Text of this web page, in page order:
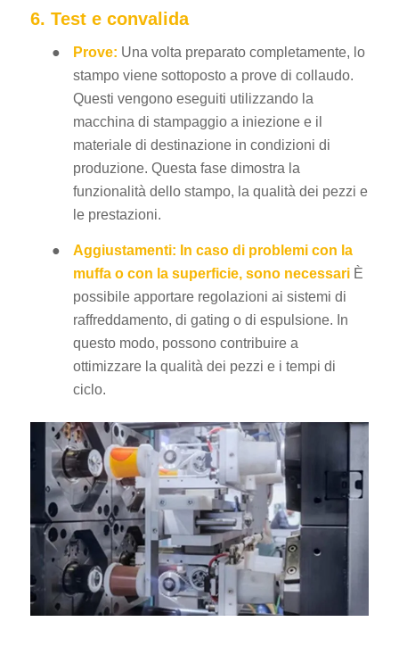
6. Test e convalida
● Prove: Una volta preparato completamente, lo
stampo viene sottoposto a prove di collaudo.
Questi vengono eseguiti utilizzando la
macchina di stampaggio a iniezione e il
materiale di destinazione in condizioni di
produzione. Questa fase dimostra la
funzionalità dello stampo, la qualità dei pezzi e
le prestazioni.
●
Aggiustamenti: In caso di problemi con la
muffa o con la superficie, sono necessari È
possibile apportare regolazioni ai sistemi di
raffreddamento, di gating o di espulsione. In
questo modo, possono contribuire a
ottimizzare la qualità dei pezzi e i tempi di
ciclo.